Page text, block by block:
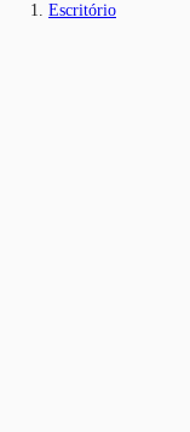
Escritório